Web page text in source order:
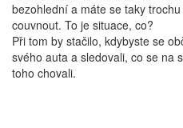
bezohlední a máte se taky
couvnout. To je situace, co?
Při tom by stačilo, kdybyste se
svého auta a sledovali, co se na
toho chovali.